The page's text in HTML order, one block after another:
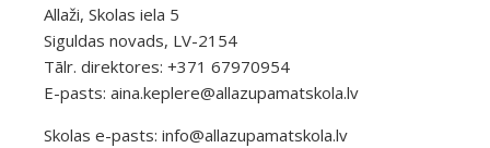
Allaži, Skolas iela 5
Siguldas novads, LV-2154
Tālr. direktores: +371 67970954
E-pasts: aina.keplere@allazupamatskola.lv
Skolas e-pasts: info@allazupamatskola.lv